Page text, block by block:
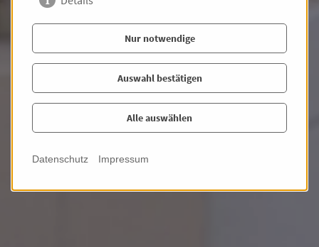
Lage: Innenstadt
Miete: 1.150,00 €PKW Stellplatz: 1,00
Nur notwendige
Auswahl bestätigen
Alle auswählen
Datenschutz Impressum